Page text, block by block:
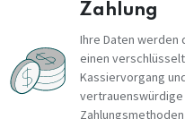
Zahlung
Ihre Daten werden
einen
Kassiervorgang
vertrauenswürdige
Zahlungsmethoden